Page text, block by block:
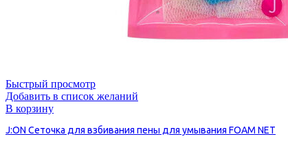
Быстрый просмотр
Добавить в список желаний
В корзину
J:ON Сеточка для взбивания пены для умывания FOAM NET